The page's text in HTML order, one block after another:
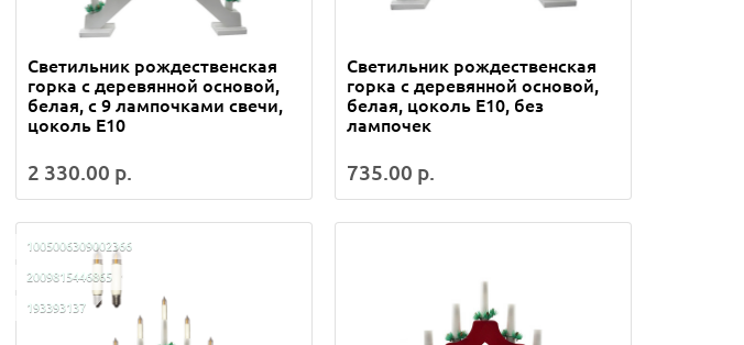
Светильник рождественская
горка c деревянной основой,
белая, с 9 лампочками свечи,
цоколь E10
2 330.00 р.
Светильник рождественская
горка c деревянной основой,
белая, цоколь E10, без
лампочек
735.00 р.
1005006309002366
2009815446865
193393137